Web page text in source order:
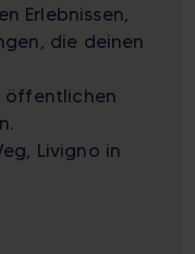
Erlebnissen,
die deinen
öffentlichen
Livigno in